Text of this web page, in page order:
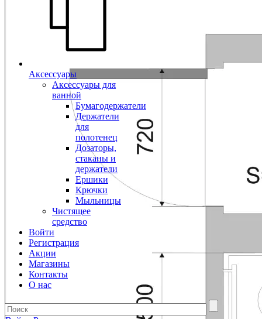
Аксессуары
Аксессуары для
ванной
Бумагодержатели
Держатели
для
полотенец
Дозаторы,
стаканы и
держатели
Ершики
Крючки
Мыльницы
Чистящее
средство
Войти
Регистрация
Акции
Магазины
Контакты
О нас